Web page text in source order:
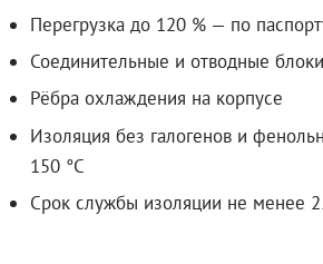
Перегрузка до 120 % — по
Соединительные и отводные
Рёбра охлаждения на корпусе
Изоляция без галогенов и
150 °C
Срок службы изоляции не менее